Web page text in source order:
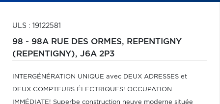
ULS : 19122581
98 - 98A RUE DES ORMES, REPENTIGNY
(REPENTIGNY), J6A 2P3
INTERGÉNÉRATION UNIQUE avec DEUX ADRESSES et
DEUX COMPTEURS ÉLECTRIQUES! OCCUPATION
IMMÉDIATE! Superbe construction neuve moderne située